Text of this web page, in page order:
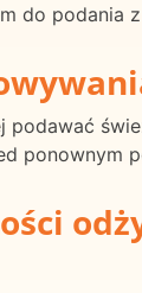
do podania
podawać
ponownym